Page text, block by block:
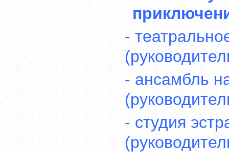
-
- ансамбль
- студия